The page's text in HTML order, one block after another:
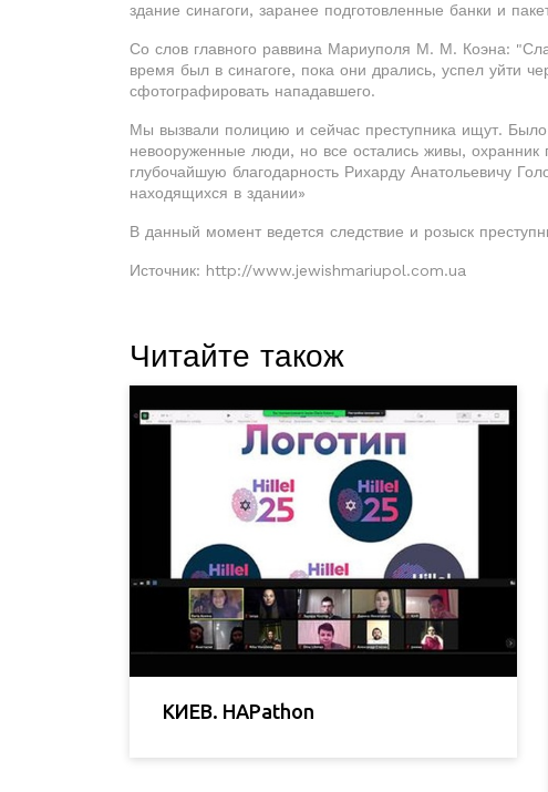
здание синагоги, заранее подготовленные банки и
Со слов главного раввина Мариуполя М. М. Коэна:
время был в синагоге, пока они дрались, успел уйти
сфотографировать нападавшего.
Мы вызвали полицию и сейчас преступника ищут.
невооруженные люди, но все остались живы,
глубочайшую благодарность Рихарду Анатольевичу
находящихся в здании»
В данный момент ведется следствие и розыск
Источник: http://www.jewishmariupol.com.ua
Читайте також
КИЕВ. HAPathon